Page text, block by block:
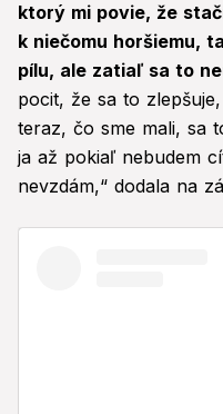
ktorý mi povie, že
k niečomu horšiemu,
pílu, ale zatiaľ sa to
pocit, že sa to
teraz, čo sme mali, sa
ja až pokiaľ nebudem
nevzdám,“ dodala na